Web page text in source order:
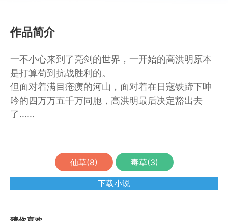
作品简介
一不小心来到了亮剑的世界，一开始的高洪明原本
是打算苟到抗战胜利的。
但面对着满目疮痍的河山，面对着在日寇铁蹄下呻
吟的四万万五千万同胞，高洪明最后决定豁出去
了……
仙草(8) 毒草(3)
下载小说